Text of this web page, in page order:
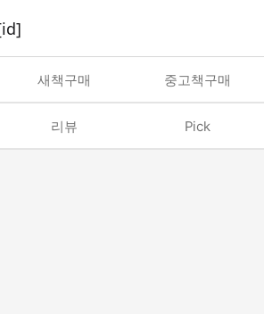
새책구매 중고책구매
리뷰 Pick